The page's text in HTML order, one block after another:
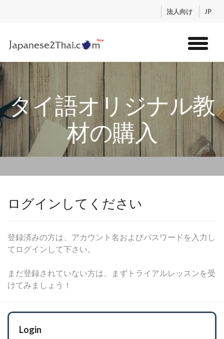
法人向け JP
トップ
サービス
コンテンツ
講師紹介
料金
お申込流れ
タイ語オリジナル教
材の購入
ログインしてください
登録済みの方は、アカウント名およびパスワードを入力し
てログインして下さい。
まだ登録されていない方は、まずトライアルレッスンを受
けてみましょう！
Login